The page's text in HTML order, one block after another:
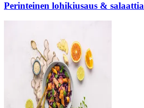
Perinteinen lohikiusaus & salaattia